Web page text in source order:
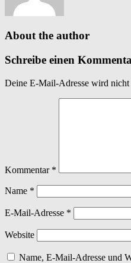
About the author
Schreibe einen
Deine E-Mail-Adresse wird
Kommentar *
Name *
E-Mail-Adresse *
Website
Name, E-Mail-Adresse und